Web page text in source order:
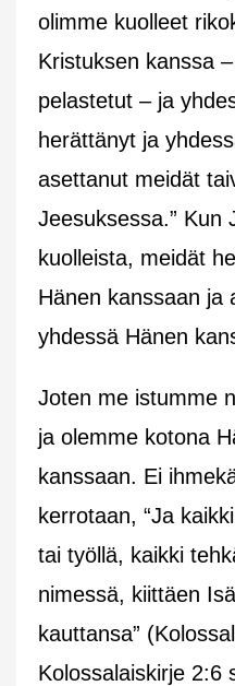
olimme kuolleet
Kristuksen kanssa
pelastetut – ja
herättänyt ja
asettanut meidät
Jeesuksessa.” Kun
kuolleista, meidät
Hänen kanssaan ja
yhdessä Hänen
Joten me istumme
ja olemme kotona
kanssaan. Ei
kerrotaan, “Ja
tai työllä, kaikki
nimessä, kiittäen
kauttansa”
Kolossalaiskirje 2:6